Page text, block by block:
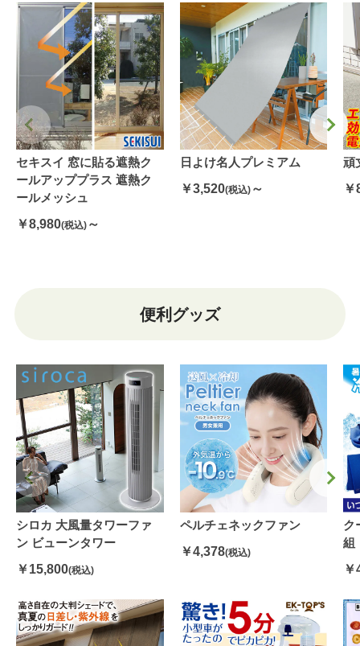
セキスイ 窓に貼る遮熱ク
ールアッププラス 遮熱ク
ールメッシュ
￥8,980(税込) ～
日よけ名人プレミアム
￥3,520(税込)～
頑
￥
便利グッズ
シロカ 大風量タワーファ
ン ビューンタワー
￥15,800(税込)
ペルチェネックファン
￥4,378(税込)
ク
組
￥